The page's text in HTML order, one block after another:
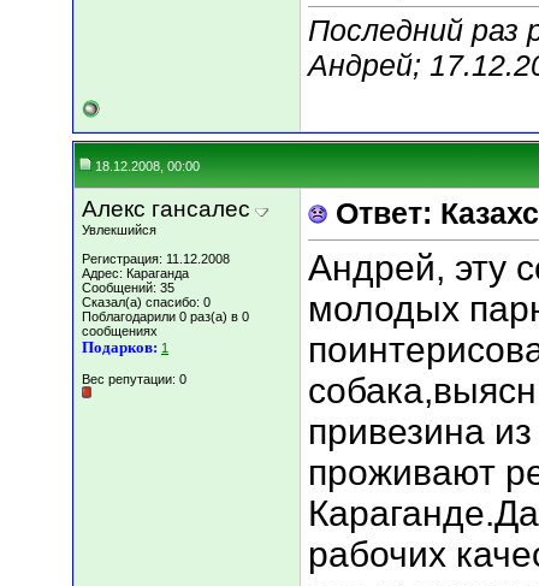
Последний раз
Андрей;
18.12.2008, 00:00
Алекс гансалес
Увлекшийся
Регистрация: 11.12.2008
Адрес: Караганда
Сообщений: 35
Сказал(а) спасибо: 0
Поблагодарили 0 раз(а) в 0
сообщениях
Подарков: 1
Вес репутации: 0
Ответ:
Андрей, эту
молодых
привезина
проживают
рабочих